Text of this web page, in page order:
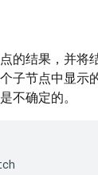
的结果，并将
子节点中显示
不确定的。